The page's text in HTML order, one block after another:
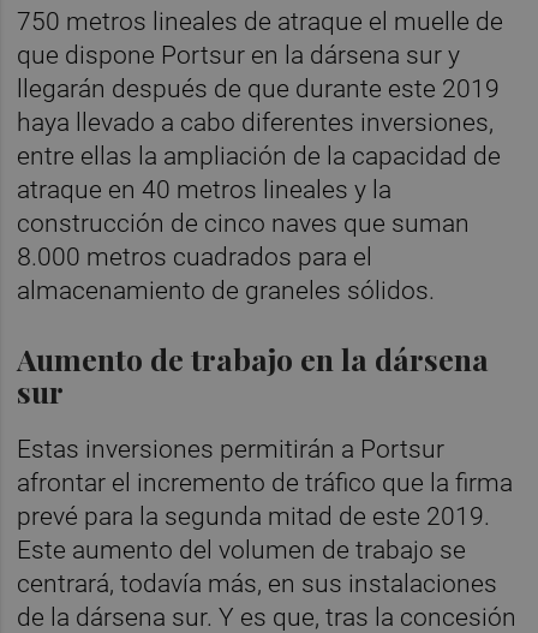
750 metros lineales de atraque el muelle de
que dispone Portsur en la dársena sur y
llegarán después de que durante este 2019
haya llevado a cabo diferentes inversiones,
entre ellas la ampliación de la capacidad de
atraque en 40 metros lineales y la
construcción de cinco naves que suman
8.000 metros cuadrados para el
almacenamiento de graneles sólidos.
Aumento de trabajo en la dársena
sur
Estas inversiones permitirán a Portsur
afrontar el incremento de tráfico que la firma
prevé para la segunda mitad de este 2019.
Este aumento del volumen de trabajo se
centrará, todavía más, en sus instalaciones
de la dársena sur. Y es que, tras la concesión